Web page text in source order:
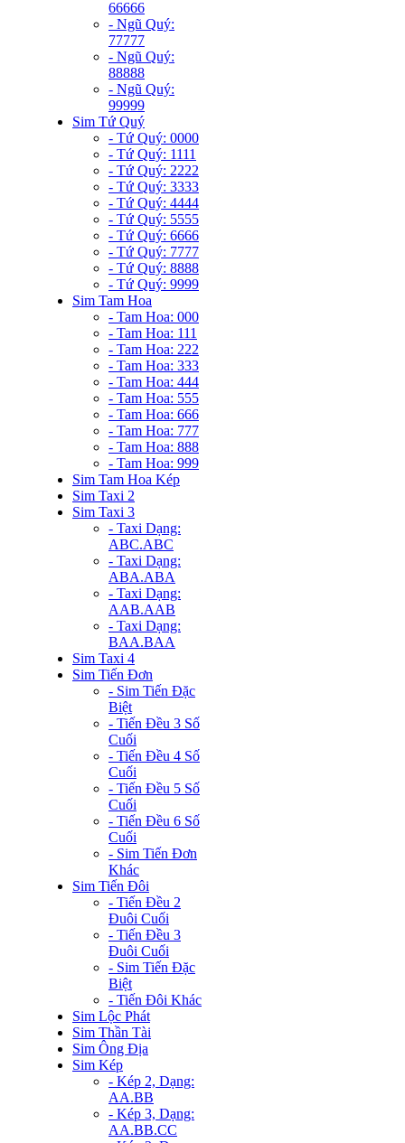
66666
- Ngũ Quý:
77777
- Ngũ Quý:
88888
- Ngũ Quý:
99999
Sim Tứ Quý
- Tứ Quý: 0000
- Tứ Quý: 1111
- Tứ Quý: 2222
- Tứ Quý: 3333
- Tứ Quý: 4444
- Tứ Quý: 5555
- Tứ Quý: 6666
- Tứ Quý: 7777
- Tứ Quý: 8888
- Tứ Quý: 9999
Sim Tam Hoa
- Tam Hoa: 000
- Tam Hoa: 111
- Tam Hoa: 222
- Tam Hoa: 333
- Tam Hoa: 444
- Tam Hoa: 555
- Tam Hoa: 666
- Tam Hoa: 777
- Tam Hoa: 888
- Tam Hoa: 999
Sim Tam Hoa Kép
Sim Taxi 2
Sim Taxi 3
- Taxi Dạng:
ABC.ABC
- Taxi Dạng:
ABA.ABA
- Taxi Dạng:
AAB.AAB
- Taxi Dạng:
BAA.BAA
Sim Taxi 4
Sim Tiến Đơn
- Sim Tiến Đặc
Biệt
- Tiến Đều 3 Số
Cuối
- Tiến Đều 4 Số
Cuối
- Tiến Đều 5 Số
Cuối
- Tiến Đều 6 Số
Cuối
- Sim Tiến Đơn
Khác
Sim Tiến Đôi
- Tiến Đều 2
Đuôi Cuối
- Tiến Đều 3
Đuôi Cuối
- Sim Tiến Đặc
Biệt
- Tiến Đôi Khác
Sim Lộc Phát
Sim Thần Tài
Sim Ông Địa
Sim Kép
- Kép 2, Dạng:
AA.BB
- Kép 3, Dạng:
AA.BB.CC